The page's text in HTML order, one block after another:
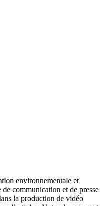
environnementale et
de communication et de presse
la production de vidéo